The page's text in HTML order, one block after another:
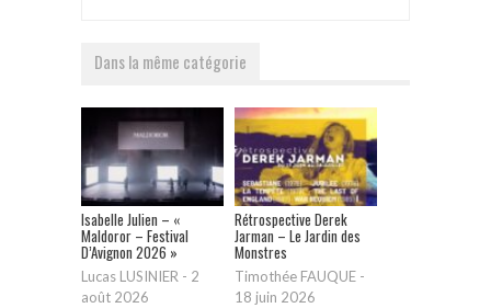
Dans la même catégorie
Isabelle Julien – «
Maldoror – Festival
D’Avignon 2026 »
Lucas LUSINIER - 2
août 2026
Rétrospective Derek
Jarman – Le Jardin des
Monstres
Timothée FAUQUE -
18 juin 2026